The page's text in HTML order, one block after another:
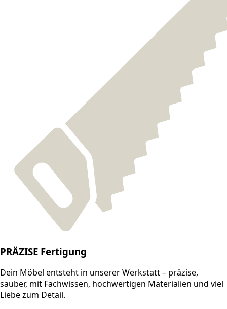
PRÄZISE Fertigung
Dein Möbel entsteht in unserer Werkstatt – präzise,
sauber, mit Fachwissen, hochwertigen Materialien und viel
Liebe zum Detail.